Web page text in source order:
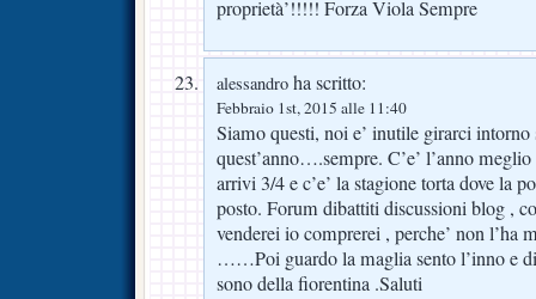
proprietà’!!!!! Forza Viola Sempre
alessandro ha scritto:
Febbraio 1st, 2015 alle 11:40
Siamo questi, noi e’ inutile girarci
quest’anno….sempre. C’e’ l’anno
arrivi 3/4 e c’e’ la stagione torta dove la
posto. Forum dibattiti discussioni blog ,
venderei io comprerei , perche’ non l’ha
……Poi guardo la maglia sento l’inno e
sono della fiorentina .Saluti